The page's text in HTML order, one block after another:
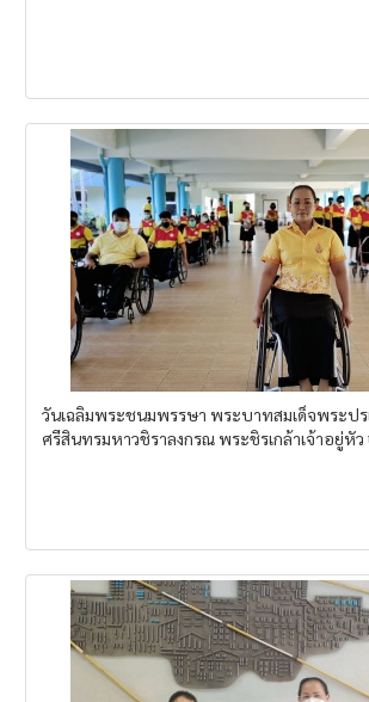
วันเฉลิมพระชนมพรรษา พระบาทสมเด็จพระปร
ศรีสินทรมหาวชิราลงกรณ พระชิรเกล้าเจ้าอยู่หัว